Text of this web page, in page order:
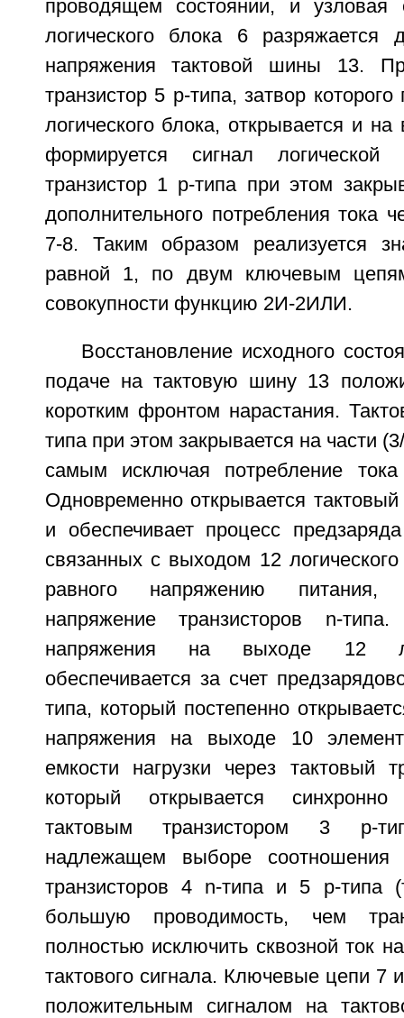
проводящем состоянии, и узловая
логического блока 6 разряжается
напряжения тактовой шины 13.
транзистор 5 р-типа, затвор
логического блока, открывается и
формируется сигнал
транзистор 1 р-типа при этом
дополнительного потребления тока
7-8. Таким образом реализуется
равной 1, по двум ключевым
совокупности функцию 2И-2ИЛИ.
Восстановление исходного
подаче на тактовую шину 13
коротким фронтом нарастания.
типа при этом закрывается на части
самым исключая потребление
Одновременно открывается
и обеспечивает процесс
связанных с выходом 12
равного напряжению питания,
напряжение транзисторов n-
напряжения на выходе 12
обеспечивается за счет
типа, который постепенно
напряжения на выходе 10
емкости нагрузки через тактовый
который открывается
тактовым транзистором 3 р-
надлежащем выборе соотношения
транзисторов 4 n-типа и 5 р-типа
большую проводимость, чем
полностью исключить сквозной ток
тактового сигнала. Ключевые цепи 7
положительным сигналом на